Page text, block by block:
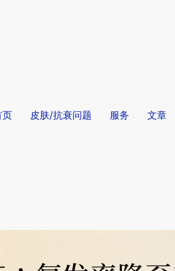
页 皮肤/抗衰问题 服务 文章